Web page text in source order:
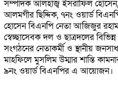
সম্পাদক আলহাজ্ব ইসরাফিল
আলমগীর ছিদ্দিক, ৭নং ওয়ার্ড
হোসেন বিএনপি নেতা আজিজুর
স্বেচ্ছাসেবক দল ও ছাত্রদলের
সংগঠনের নেতাকর্মী ও স্থানীয়
মাহফিলে মুসলিম উম্মার শান্তি
৯নং ওয়ার্ড বিএনপির এ আয়োজন।